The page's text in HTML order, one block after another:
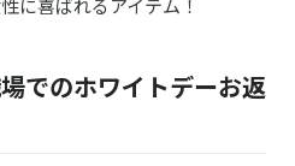
に喜ばれるアイテム！
でのホワイトデーお返